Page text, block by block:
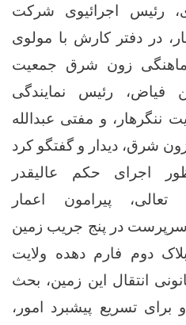
رئیس اجرائیوی شرکت
در دفتر کارش با مولوی
زون شرق جمعیت
فیاض، رئیس نمایندگی
ننگرهار، و مفتی عبدالله
اجرای حکم عالیقدر
تعالی، پیرامون اعمار
در پنج جریب زمین
دوم فارم دهده ولایت
انتقال این زمین، بحث
تسریع پیشبرد امور،